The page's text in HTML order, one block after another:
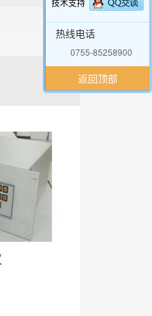
技术支持
热线电话
0755-85258900
返回顶部